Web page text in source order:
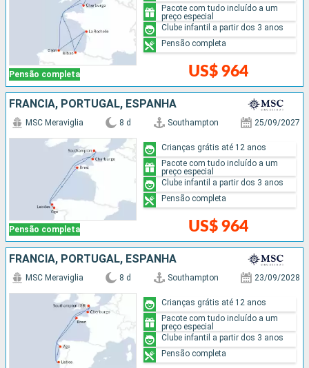
Pensão completa US$ 964
Pacote com tudo incluído a um
preço especial
Clube infantil a partir dos 3 anos
Pensão completa
FRANCIA, PORTUGAL, ESPANHA
Pensão completa
MSC Meraviglia 8 d Southampton 25/09/2027
US$ 964
Crianças grátis até 12 anos
Pacote com tudo incluído a um
preço especial
Clube infantil a partir dos 3 anos
Pensão completa
FRANCIA, PORTUGAL, ESPANHA
MSC Meraviglia 8 d Southampton 23/09/2028
Crianças grátis até 12 anos
Pacote com tudo incluído a um
preço especial
Clube infantil a partir dos 3 anos
Pensão completa